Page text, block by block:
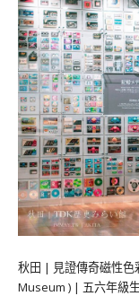
秋田 | 見證傳奇磁性色
Museum ) | 五六年級